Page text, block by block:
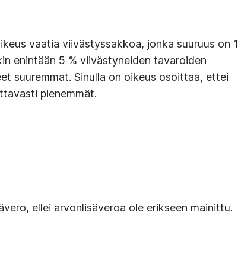
vaatia viivästyssakkoa, jonka suuruus on 1
enintään 5 % viivästyneiden tavaroiden
suuremmat. Sinulla on oikeus osoittaa, ettei
pienemmät.
ellei arvonlisäveroa ole erikseen mainittu.